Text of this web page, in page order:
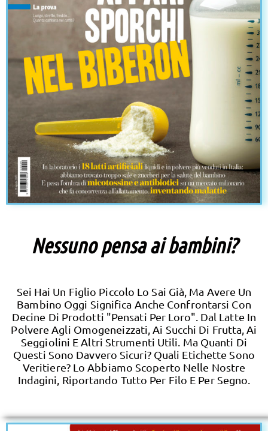
Nessuno pensa ai bambini?
Sei Hai Un Figlio Piccolo Lo Sai Già, Ma Avere Un
Bambino Oggi Significa Anche Confrontarsi Con
Decine Di Prodotti "pensati Per Loro". Dal Latte In
Polvere Agli Omogeneizzati, Ai Succhi Di Frutta, Ai
Seggiolini E Altri Strumenti Utili. Ma Quanti Di
Questi Sono Davvero Sicuri? Quali Etichette Sono
Veritiere? Lo Abbiamo Scoperto Nelle Nostre
Indagini, Riportando Tutto Per Filo E Per Segno.​